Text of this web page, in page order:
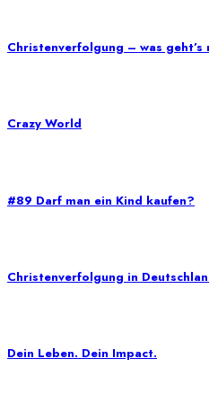
Christenverfolgung – was geht’s
Crazy World
#89 Darf man ein Kind kaufen?
Christenverfolgung in
Dein Leben. Dein Impact.